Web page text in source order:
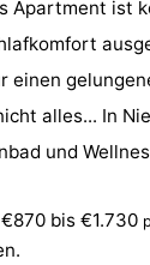
Apartment ist
einen
alles... In
und
bis €1.730